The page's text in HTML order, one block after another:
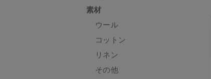
素材
ウール
コットン
リネン
その他